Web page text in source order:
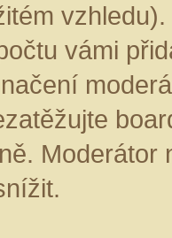
vámi
Moderátor